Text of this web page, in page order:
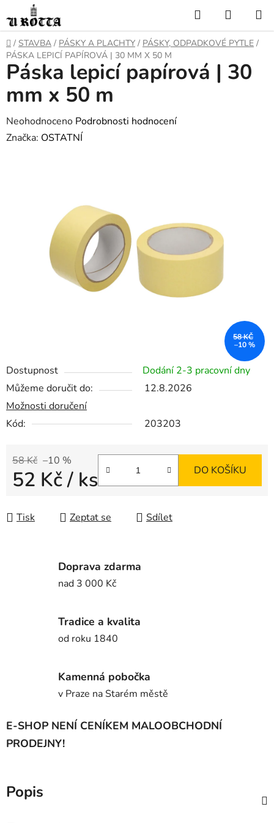
na
obsah
Hledat
KOŠÍK
DOMŮ
/ STAVBA / PÁSKY A PLACHTY / PÁSKY, ODPADKOVÉ PYTLE /
PÁSKA LEPICÍ PAPÍROVÁ | 30 MM X 50 M
Dostupnost
Dodání 2-3 pracovní dny
Můžeme doručit do:
12.8.2026
Možnosti doručení
Kód:
203203
58 Kč –10 %
52 Kč/ ks DO KOŠÍKU
Tisk Zeptat se Sdílet
Páska lepicí papírová | 30
mm x 50 m
Průměrné
hodnocení
Neohodnoceno Podrobnosti hodnocení
Značka: OSTATNÍ
58 KČ
–10 %
Doprava zdarma
nad 3 000 Kč
Tradice a kvalita
od roku 1840
Kamenná pobočka
v Praze na Starém městě
E-SHOP NENÍ CENÍKEM MALOOBCHODNÍ
PRODEJNY!
Popis